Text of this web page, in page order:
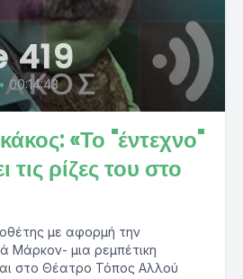
419
• 00:14:43
«Το "έντεχνο"
τις ρίζες του στο
με αφορμή την
Μάρκον- μια ρεμπέτικη
στο Θέατρο Τόπος Αλλού